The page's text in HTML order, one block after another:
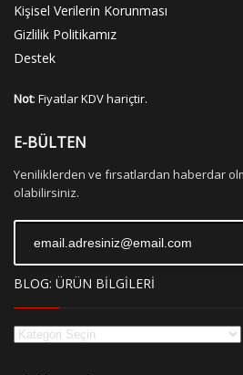
Kişisel Verilerin Korunması
Gizlilik Politikamız
Destek
Not: Fiyatlar KDV hariçtir.
E-BÜLTEN
Yeniliklerden ve fırsatlardan haberdar
olabilirsiniz.
BLOG: ÜRÜN BİLGİLERİ